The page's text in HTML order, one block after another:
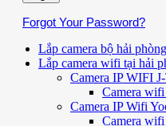
Forgot Your Password?
Lắp camera bộ hải
Lắp camera wifi tại hải
Camera IP WIFI
Camera
Camera IP Wifi
Camera